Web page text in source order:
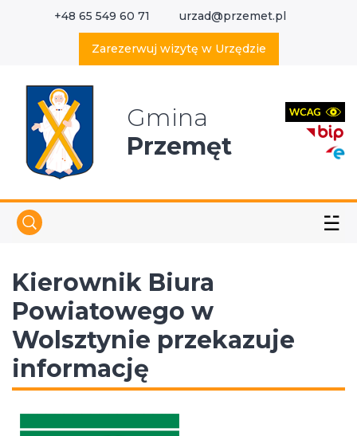
+48 65 549 60 71 urzad@przemet.pl
Zarezerwuj wizytę w Urzędzie
Gmina
Przemęt
☱
Kierownik Biura
Powiatowego w
Wolsztynie przekazuje
informację
Wyszukaj w serwisie